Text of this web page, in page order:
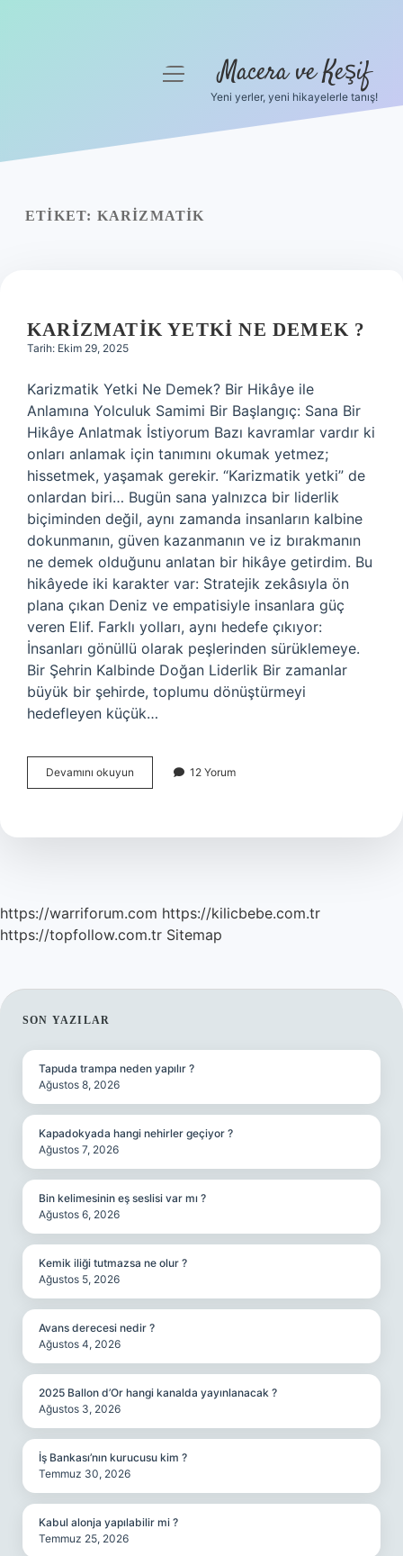
Yasal Uyarı
menüyüMacera ve Keşif
Yeni yerler, yeni hikayelerle tanış!
ETIKET: KARIZMATIK
KARIZMATIK YETKI NE DEMEK ?
Tarih: Ekim 29, 2025
Karizmatik Yetki Ne Demek? Bir Hikâye ile
Anlamına Yolculuk Samimi Bir Başlangıç: Sana Bir
Hikâye Anlatmak İstiyorum Bazı kavramlar vardır ki
onları anlamak için tanımını okumak yetmez;
hissetmek, yaşamak gerekir. “Karizmatik yetki” de
onlardan biri… Bugün sana yalnızca bir liderlik
biçiminden değil, aynı zamanda insanların kalbine
dokunmanın, güven kazanmanın ve iz bırakmanın
ne demek olduğunu anlatan bir hikâye getirdim. Bu
hikâyede iki karakter var: Stratejik zekâsıyla ön
plana çıkan Deniz ve empatisiyle insanlara güç
veren Elif. Farklı yolları, aynı hedefe çıkıyor:
İnsanları gönüllü olarak peşlerinden sürüklemeye.
Bir Şehrin Kalbinde Doğan Liderlik Bir zamanlar
büyük bir şehirde, toplumu dönüştürmeyi
hedefleyen küçük…
Devamını okuyun Karizmatik
yetki
?
12 Yorum
https://warriforum.com https://kilicbebe.com.tr
https://topfollow.com.tr Sitemap
SIDEBAR
SON YAZILAR
Tapuda trampa neden yapılır ?
Ağustos 8, 2026
Kapadokyada hangi nehirler geçiyor ?
Ağustos 7, 2026
Bin kelimesinin eş seslisi var mı ?
Ağustos 6, 2026
Kemik iliği tutmazsa ne olur ?
Ağustos 5, 2026
Avans derecesi nedir ?
Ağustos 4, 2026
2025 Ballon d’Or hangi kanalda yayınlanacak ?
Ağustos 3, 2026
İş Bankası’nın kurucusu kim ?
Temmuz 30, 2026
Kabul alonja yapılabilir mi ?
Temmuz 25, 2026